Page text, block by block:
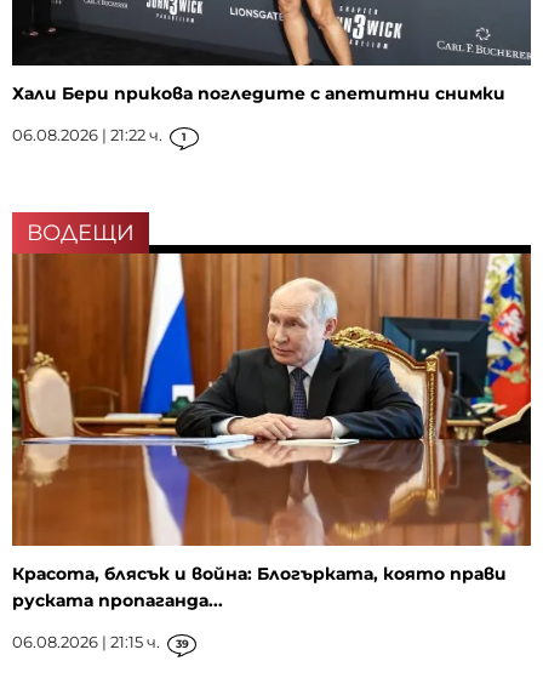
Хали Бери прикова погледите с апетитни снимки
06.08.2026 | 21:22 ч. 1
ВОДЕЩИ
Красота, блясък и война: Блогърката, която прави
руската пропаганда...
06.08.2026 | 21:15 ч. 39